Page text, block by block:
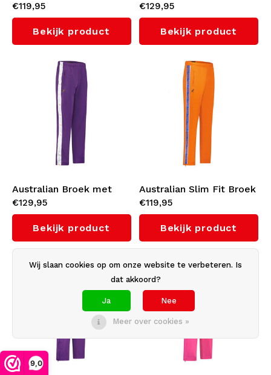
9,0
met zwarte bies 3.0
(Fuxia)
€119,95
Bekijk product
zwarte bies 3.0 (Bright
Red)
€129,95
Bekijk product
Australian Broek met
witte bies 3.0 (Violet)
€129,95
Bekijk product
Australian Slim Fit Broek
met oranje bies 3.0
(Bright Orange)
€119,95
Bekijk product
-30%
Wij slaan cookies op om onze website te verbeteren. Is
dat akkoord?
Ja Nee
Meer over cookies »